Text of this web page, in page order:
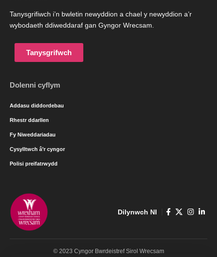
Tanysgrifiwch i’n bwletin newyddion a chael y newyddion a’r
wybodaeth ddiweddaraf gan Gyngor Wrecsam.
Tanysgrifwch
Dolenni cyflym
Addasu diddordebau
Rhestr ddarllen
Fy Niweddariadau
Cysylltwch â’r cyngor
Polisi preifatrwydd
Dilynwch NI
© 2023 Cyngor Bwrdeistref Sirol Wrecsam